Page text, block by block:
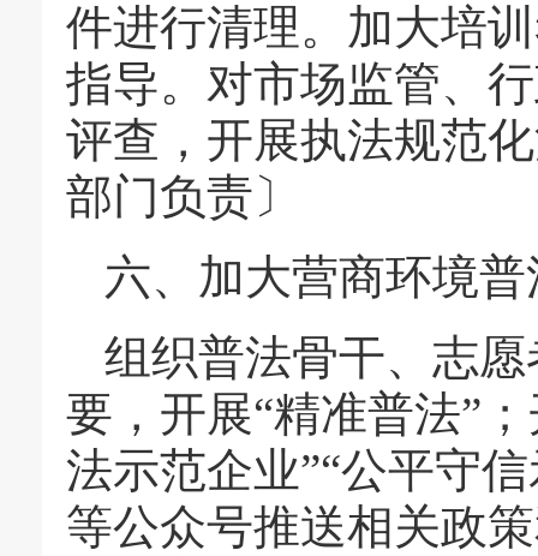
件进行清理。加大培
指导。对市场监管、
评查，开展执法规范
部门负责〕
六、加大营商环境
组织普法骨干、志
要，开展“精准普法”
法示范企业”“公平守
等公众号推送相关政